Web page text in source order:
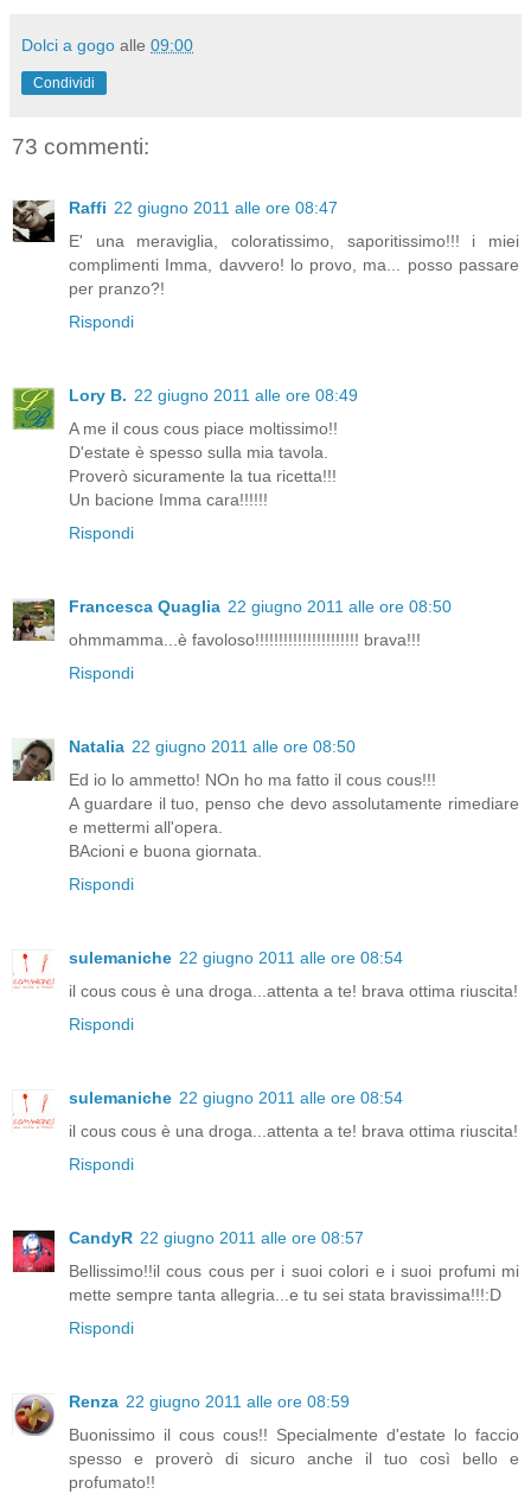
Dolci a gogo alle 09:00
Condividi
73 commenti:
Raffi 22 giugno 2011 alle ore 08:47
E' una meraviglia, coloratissimo, saporitissimo!!! i miei
complimenti Imma, davvero! lo provo, ma... posso passare
per pranzo?!
Rispondi
Lory B. 22 giugno 2011 alle ore 08:49
A me il cous cous piace moltissimo!!
D'estate è spesso sulla mia tavola.
Proverò sicuramente la tua ricetta!!!
Un bacione Imma cara!!!!!!
Rispondi
Francesca Quaglia 22 giugno 2011 alle ore 08:50
ohmmamma...è favoloso!!!!!!!!!!!!!!!!!!!!!! brava!!!
Rispondi
Natalia 22 giugno 2011 alle ore 08:50
Ed io lo ammetto! NOn ho ma fatto il cous cous!!!
A guardare il tuo, penso che devo assolutamente rimediare
e mettermi all'opera.
BAcioni e buona giornata.
Rispondi
sulemaniche 22 giugno 2011 alle ore 08:54
il cous cous è una droga...attenta a te! brava ottima riuscita!
Rispondi
sulemaniche 22 giugno 2011 alle ore 08:54
il cous cous è una droga...attenta a te! brava ottima riuscita!
Rispondi
CandyR 22 giugno 2011 alle ore 08:57
Bellissimo!!il cous cous per i suoi colori e i suoi profumi mi
mette sempre tanta allegria...e tu sei stata bravissima!!!:D
Rispondi
Renza 22 giugno 2011 alle ore 08:59
Buonissimo il cous cous!! Specialmente d'estate lo faccio
spesso e proverò di sicuro anche il tuo così bello e
profumato!!